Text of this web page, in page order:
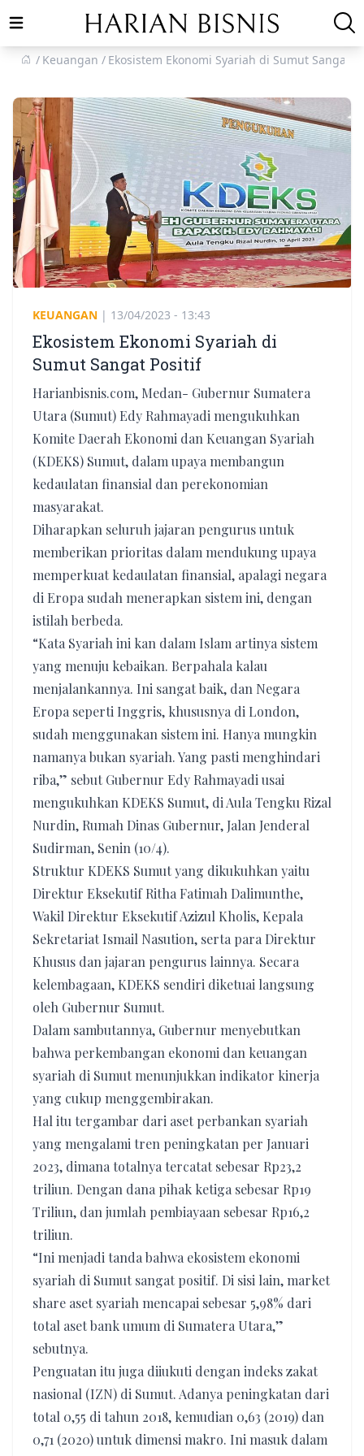
Open main menu
Keuangan
Ekosistem Ekonomi Syariah di Sumut Sangat
KEUANGAN | 13/04/2023 - 13:43
Ekosistem Ekonomi Syariah di
Sumut Sangat Positif
Harianbisnis.com, Medan- Gubernur Sumatera
Utara (Sumut) Edy Rahmayadi mengukuhkan
Komite Daerah Ekonomi dan Keuangan Syariah
(KDEKS) Sumut, dalam upaya membangun
kedaulatan finansial dan perekonomian
masyarakat.
Diharapkan seluruh jajaran pengurus untuk
memberikan prioritas dalam mendukung upaya
memperkuat kedaulatan finansial, apalagi negara
di Eropa sudah menerapkan sistem ini, dengan
istilah berbeda.
“Kata Syariah ini kan dalam Islam artinya sistem
yang menuju kebaikan. Berpahala kalau
menjalankannya. Ini sangat baik, dan Negara
Eropa seperti Inggris, khususnya di London,
sudah menggunakan sistem ini. Hanya mungkin
namanya bukan syariah. Yang pasti menghindari
riba,” sebut Gubernur Edy Rahmayadi usai
mengukuhkan KDEKS Sumut, di Aula Tengku Rizal
Nurdin, Rumah Dinas Gubernur, Jalan Jenderal
Sudirman, Senin (10/4).
Struktur KDEKS Sumut yang dikukuhkan yaitu
Direktur Eksekutif Ritha Fatimah Dalimunthe,
Wakil Direktur Eksekutif Azizul Kholis, Kepala
Sekretariat Ismail Nasution, serta para Direktur
Khusus dan jajaran pengurus lainnya. Secara
kelembagaan, KDEKS sendiri diketuai langsung
oleh Gubernur Sumut.
Dalam sambutannya, Gubernur menyebutkan
bahwa perkembangan ekonomi dan keuangan
syariah di Sumut menunjukkan indikator kinerja
yang cukup menggembirakan.
Hal itu tergambar dari aset perbankan syariah
yang mengalami tren peningkatan per Januari
2023, dimana totalnya tercatat sebesar Rp23,2
triliun. Dengan dana pihak ketiga sebesar Rp19
Triliun, dan jumlah pembiayaan sebesar Rp16,2
triliun.
“Ini menjadi tanda bahwa ekosistem ekonomi
syariah di Sumut sangat positif. Di sisi lain, market
share aset syariah mencapai sebesar 5,98% dari
total aset bank umum di Sumatera Utara,”
sebutnya.
Penguatan itu juga diiukuti dengan indeks zakat
nasional (IZN) di Sumut. Adanya peningkatan dari
total 0,55 di tahun 2018, kemudian 0,63 (2019) dan
0,71 (2020) untuk dimensi makro. Ini masuk dalam